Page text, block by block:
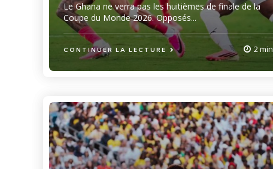
Le Ghana ne verra pas les huitièmes de finale de la
Coupe du Monde 2026. Opposés...
CONTINUER LA LECTURE 2 min